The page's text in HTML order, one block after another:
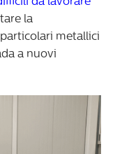
da lavorare
la
metallici
a nuovi